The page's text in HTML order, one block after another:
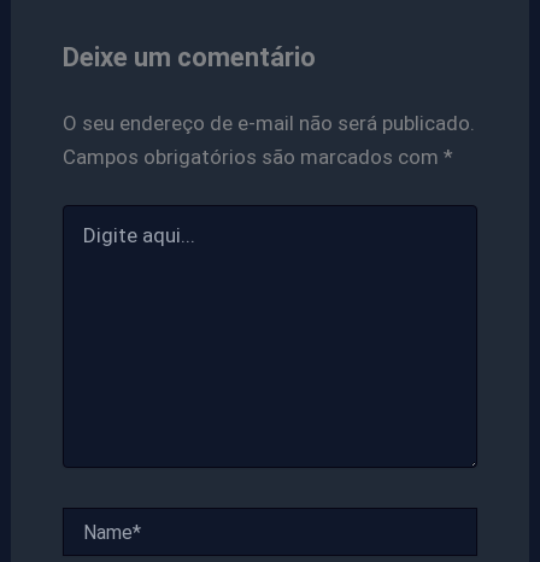
Deixe um comentário
O seu endereço de e-mail não será publicado.
Campos obrigatórios são marcados com *
aqui...